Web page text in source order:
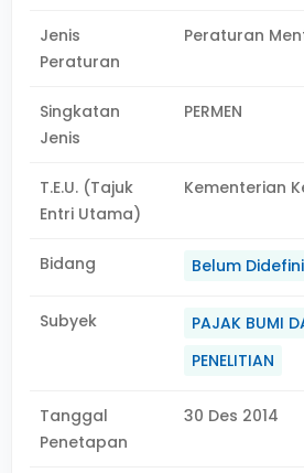
Jenis
Peraturan
Peraturan
Singkatan
Jenis
PERMEN
T.E.U. (Tajuk
Entri Utama)
Kementerian
Bidang Belum
Subyek
PAJAK BUMI
PENELITIAN
Tanggal
Penetapan
30 Des 2014